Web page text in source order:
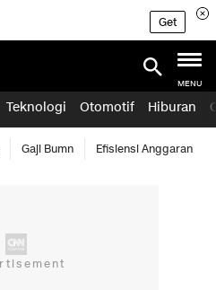
Get
MENU
Teknologi Otomotif Hiburan
Gaji Bumn Efisiensi Anggaran